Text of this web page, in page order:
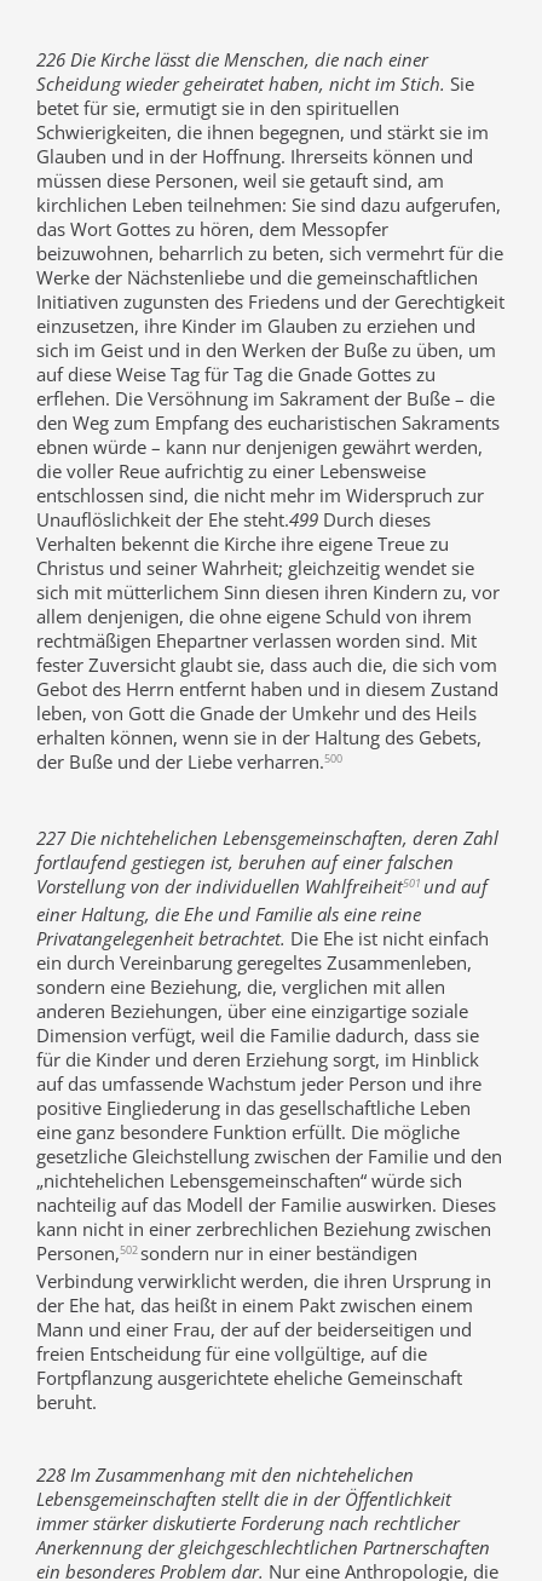
226 Die Kirche lässt die Menschen, die nach einer
Scheidung wieder geheiratet haben, nicht im Stich. Sie
betet für sie, ermutigt sie in den spirituellen
Schwierigkeiten, die ihnen begegnen, und stärkt sie im
Glauben und in der Hoffnung. Ihrerseits können und
müssen diese Personen, weil sie getauft sind, am
kirchlichen Leben teilnehmen: Sie sind dazu aufgerufen,
das Wort Gottes zu hören, dem Messopfer
beizuwohnen, beharrlich zu beten, sich vermehrt für die
Werke der Nächstenliebe und die gemeinschaftlichen
Initiativen zugunsten des Friedens und der Gerechtigkeit
einzusetzen, ihre Kinder im Glauben zu erziehen und
sich im Geist und in den Werken der Buße zu üben, um
auf diese Weise Tag für Tag die Gnade Gottes zu
erflehen. Die Versöhnung im Sakrament der Buße – die
den Weg zum Empfang des eucharistischen Sakraments
ebnen würde – kann nur denjenigen gewährt werden,
die voller Reue aufrichtig zu einer Lebensweise
entschlossen sind, die nicht mehr im Widerspruch zur
Unauflöslichkeit der Ehe steht.499 Durch dieses
Verhalten bekennt die Kirche ihre eigene Treue zu
Christus und seiner Wahrheit; gleichzeitig wendet sie
sich mit mütterlichem Sinn diesen ihren Kindern zu, vor
allem denjenigen, die ohne eigene Schuld von ihrem
rechtmäßigen Ehepartner verlassen worden sind. Mit
fester Zuversicht glaubt sie, dass auch die, die sich vom
Gebot des Herrn entfernt haben und in diesem Zustand
leben, von Gott die Gnade der Umkehr und des Heils
erhalten können, wenn sie in der Haltung des Gebets,
der Buße und der Liebe verharren.500
227 Die nichtehelichen Lebensgemeinschaften, deren Zahl
fortlaufend gestiegen ist, beruhen auf einer falschen
Vorstellung von der individuellen Wahlfreiheit501 und auf
einer Haltung, die Ehe und Familie als eine reine
Privatangelegenheit betrachtet. Die Ehe ist nicht einfach
ein durch Vereinbarung geregeltes Zusammenleben,
sondern eine Beziehung, die, verglichen mit allen
anderen Beziehungen, über eine einzigartige soziale
Dimension verfügt, weil die Familie dadurch, dass sie
für die Kinder und deren Erziehung sorgt, im Hinblick
auf das umfassende Wachstum jeder Person und ihre
positive Eingliederung in das gesellschaftliche Leben
eine ganz besondere Funktion erfüllt. Die mögliche
gesetzliche Gleichstellung zwischen der Familie und den
„nichtehelichen Lebensgemeinschaften“ würde sich
nachteilig auf das Modell der Familie auswirken. Dieses
kann nicht in einer zerbrechlichen Beziehung zwischen
Personen,502sondern nur in einer beständigen
Verbindung verwirklicht werden, die ihren Ursprung in
der Ehe hat, das heißt in einem Pakt zwischen einem
Mann und einer Frau, der auf der beiderseitigen und
freien Entscheidung für eine vollgültige, auf die
Fortpflanzung ausgerichtete eheliche Gemeinschaft
beruht.
228 Im Zusammenhang mit den nichtehelichen
Lebensgemeinschaften stellt die in der Öffentlichkeit
immer stärker diskutierte Forderung nach rechtlicher
Anerkennung der gleichgeschlechtlichen Partnerschaften
ein besonderes Problem dar. Nur eine Anthropologie, die